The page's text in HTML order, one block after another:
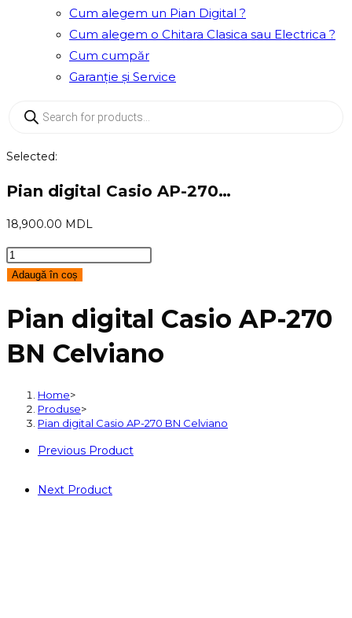
Cum alegem un Pian Digital ?
Cum alegem o Chitara Clasica sau Electrica ?
Cum cumpăr
Garanție și Service
search
Selected:
Pian digital Casio AP-270…
18,900.00 MDL
Cantitate
Pian
Casio
AP-
270
Celviano
Adaugă în coș
Pian digital Casio AP-270
BN Celviano
Home>
Produse>
Pian digital Casio AP-270 BN Celviano
Previous Product
Next Product